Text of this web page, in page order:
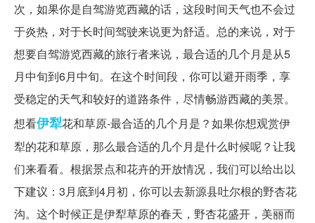
次，如果你是自驾游览西藏的话，这段时间天气也不会过
于炎热，对于长时间驾驶来说更为舒适。总的来说，对于
想要自驾游览西藏的旅行者来说，最合适的几个月是从5
月中旬到6月中旬。在这个时间段，你可以避开雨季，享
受稳定的天气和较好的道路条件，尽情畅游西藏的美景。
想看伊犁花和草原-最合适的几个月是？如果你想观赏伊
犁的花和草原，那么最合适的几个月是什么时候呢？让我
们来看看。根据景点和花卉的开放情况，我们可以给出以
下建议：3月底到4月初，你可以去新源县吐尔根的野杏花
沟。这个时候正是伊犁草原的春天，野杏花盛开，美丽而